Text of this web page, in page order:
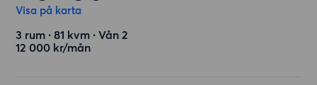
Visa på karta
3 rum ∙ 81 kvm ∙ Vån 2
12 000 kr/mån